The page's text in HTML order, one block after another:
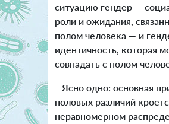
ситуацию гендер —
роли и ожидания,
полом человека — и
идентичность, которая
совпадать с полом
Ясно одно: основная
половых различий
неравномерном